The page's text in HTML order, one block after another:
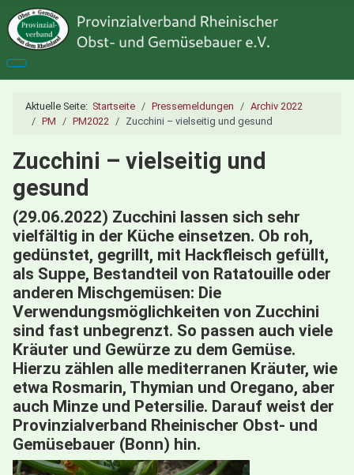
Aktuelle Seite: Startseite Pressemeldungen
Archiv 2022
PM
PM2022 Zucchini – vielseitig und gesund
Zucchini – vielseitig und
gesund
(29.06.2022) Zucchini lassen sich sehr
vielfältig in der Küche einsetzen. Ob roh,
gedünstet, gegrillt, mit Hackfleisch gefüllt,
als Suppe, Bestandteil von Ratatouille oder
anderen Mischgemüsen: Die
Verwendungsmöglichkeiten von Zucchini
sind fast unbegrenzt. So passen auch viele
Kräuter und Gewürze zu dem Gemüse.
Hierzu zählen alle mediterranen Kräuter, wie
etwa Rosmarin, Thymian und Oregano, aber
auch Minze und Petersilie. Darauf weist der
Provinzialverband Rheinischer Obst- und
Gemüsebauer (Bonn) hin.